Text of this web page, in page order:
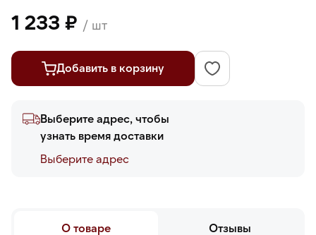
1 233 ₽ / шт
Добавить в корзину
Выберите адрес, чтобы
узнать время доставки
Выберите адреc
О товаре Отзывы